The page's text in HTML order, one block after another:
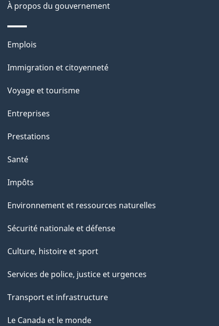
g
e
À propos du gouvernement
Thèmes
sujets
Emplois
Immigration et citoyenneté
Voyage et tourisme
Entreprises
Prestations
Santé
Impôts
Environnement et ressources naturelles
Sécurité nationale et défense
Culture, histoire et sport
Services de police, justice et urgences
Transport et infrastructure
Le Canada et le monde